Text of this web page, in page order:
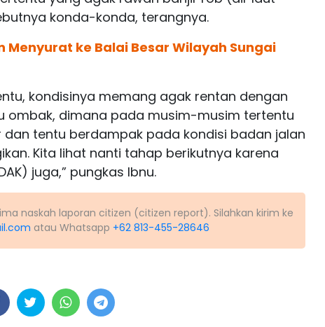
konda-konda, terangnya.
Menyurat ke Balai Besar Wilayah Sungai
kondisinya memang agak rentan dengan
ombak, dimana pada musim-musim tertentu
tentu berdampak pada kondisi badan jalan
Kita lihat nanti tahap berikutnya karena
juga,” pungkas Ibnu.
naskah laporan citizen (citizen report). Silahkan kirim ke
atau Whatsapp +62 813-455-28646